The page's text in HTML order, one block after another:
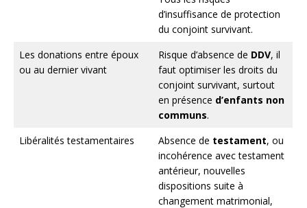
d’insuffisance de protection
du conjoint survivant.
Les donations entre époux
ou au dernier vivant
Risque d’absence de DDV, il
faut optimiser les droits du
conjoint survivant, surtout
en présence d’enfants non
communs.
Libéralités testamentaires
Absence de testament, ou
incohérence avec testament
antérieur, nouvelles
dispositions suite à
changement matrimonial,